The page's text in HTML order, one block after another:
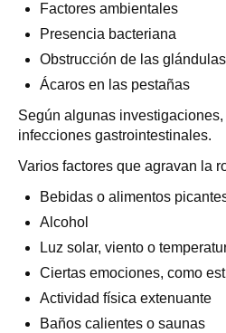
Factores ambientales
Presencia bacteriana
Obstrucción de las
Ácaros en las pestañas
Según algunas
infecciones gastrointestinales.
Varios factores que agravan la
Bebidas o alimentos
Alcohol
Luz solar, viento o
Ciertas emociones, como
Actividad física extenuante
Baños calientes o saunas